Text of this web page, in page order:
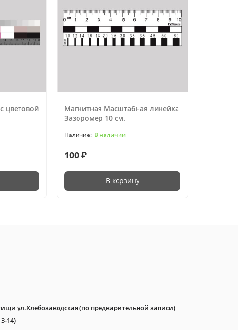
цветовой
Магнитная Масштабная линейка
Зазоромер 10 см.
В наличии
100 ₽
В корзину
ул.Хлебозаводская (по предварительной записи)
14)